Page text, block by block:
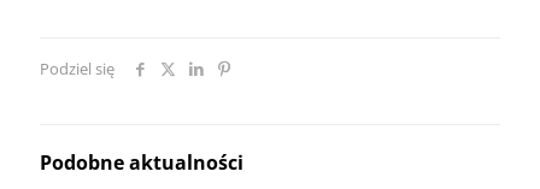
Podziel się
Podobne aktualności